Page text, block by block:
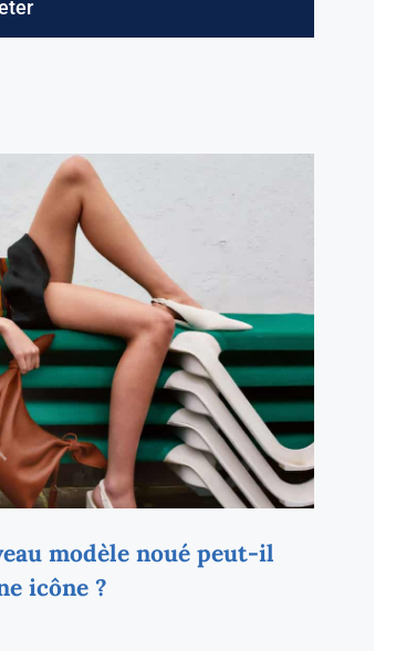
modèle noué peut-il
icône ?